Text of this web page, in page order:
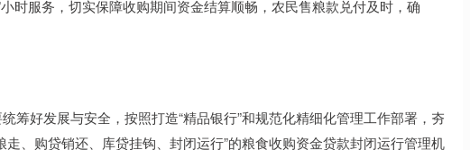
时服务，切实保障收购期间资金结算顺畅，农民售粮款兑付及时，确
好发展与安全，按照打造“精品银行”和规范化精细化管理工作部署，夯
、购贷销还、库贷挂钩、封闭运行”的粮食收购资金贷款封闭运行管理机